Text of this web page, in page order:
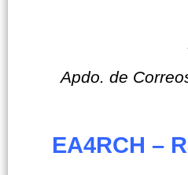
Apdo. de
EA4RCH –